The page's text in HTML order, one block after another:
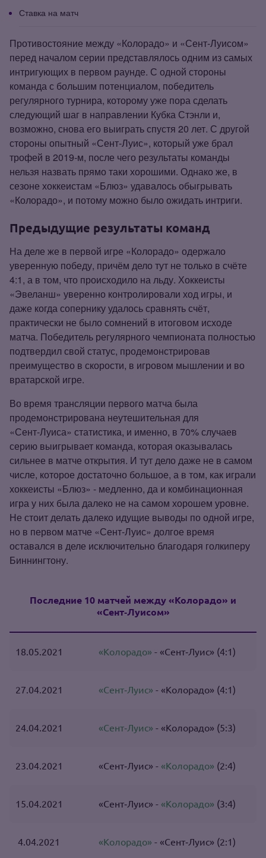
Ставка на матч
Противостояние между «Колорадо» и «Сент‑Луисом»
перед началом серии представлялось одним из самых
интригующих в первом раунде. С одной стороны
команда с большим потенциалом, победитель
регулярного турнира, которому уже пора сделать
следующий шаг в направлении Кубка Стэнли и,
возможно, снова его выиграть спустя 20 лет. С другой
стороны опытный «Сент‑Луис», который уже брал
трофей в 2019‑м, после чего результаты команды
нельзя назвать прямо таки хорошими. Однако же, в
сезоне хоккеистам «Блюз» удавалось обыгрывать
«Колорадо», и потому можно было ожидать интриги.
Предыдущие результаты команд
На деле же в первой игре «Колорадо» одержало
уверенную победу, причём дело тут не только в счёте
4:1, а в том, что происходило на льду. Хоккеисты
«Эвеланш» уверенно контролировали ход игры, и
даже когда сопернику удалось сравнять счёт,
практически не было сомнений в итоговом исходе
матча. Победитель регулярного чемпионата полностью
подтвердил свой статус, продемонстрировав
преимущество в скорости, в игровом мышлении и во
вратарской игре.
Во время трансляции первого матча была
продемонстрирована неутешительная для
«Сент‑Луиса» статистика, и именно, в 70% случаев
серию выигрывает команда, которая оказывалась
сильнее в матче открытия. И тут дело даже не в самом
числе, которое достаточно большое, а в том, как играли
хоккеисты «Блюз» - медленно, да и комбинационная
игра у них была далеко не на самом хорошем уровне.
Не стоит делать далеко идущие выводы по одной игре,
но в первом матче «Сент‑Луис» долгое время
оставался в деле исключительно благодаря голкиперу
Биннингтону.
Последние 10 матчей между «Колорадо» и
«Сент‑Луисом»
18.05.2021 «Колорадо» - «Сент‑Луис» (4:1)
27.04.2021 «Сент‑Луис» - «Колорадо» (4:1)
24.04.2021 «Сент‑Луис» - «Колорадо» (5:3)
23.04.2021 «Сент‑Луис» - «Колорадо» (2:4)
15.04.2021 «Сент‑Луис» - «Колорадо» (3:4)
4.04.2021 «Колорадо» - «Сент‑Луис» (2:1)